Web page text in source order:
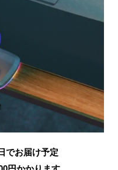
でお届け予定